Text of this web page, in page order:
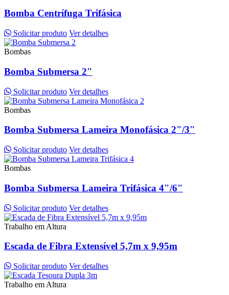
Bomba Centrífuga Trifásica
Solicitar produto Ver detalhes
Bombas
Bomba Submersa 2"
Solicitar produto Ver detalhes
Bombas
Bomba Submersa Lameira Monofásica 2"/3"
Solicitar produto Ver detalhes
Bombas
Bomba Submersa Lameira Trifásica 4"/6"
Solicitar produto Ver detalhes
Trabalho em Altura
Escada de Fibra Extensível 5,7m x 9,95m
Solicitar produto Ver detalhes
Trabalho em Altura